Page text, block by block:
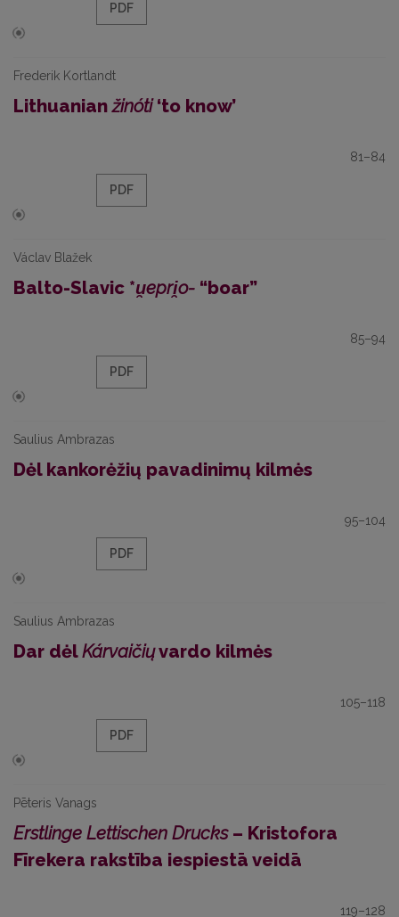
PDF
Frederik Kortlandt
Lithuanianžinóti‘to know’
81–84
PDF
Václav Blažek
Balto-Slavic *u̯epri̯o- “boar”
85–94
PDF
Saulius Ambrazas
Dėl kankorėžių pavadinimų kilmės
95–104
PDF
Saulius Ambrazas
Dar dėlKárvaičiųvardo kilmės
105–118
PDF
Pēteris Vanags
Erstlinge Lettischen Drucks– Kristofora
Fīrekera rakstība iespiestā veidā
119–128